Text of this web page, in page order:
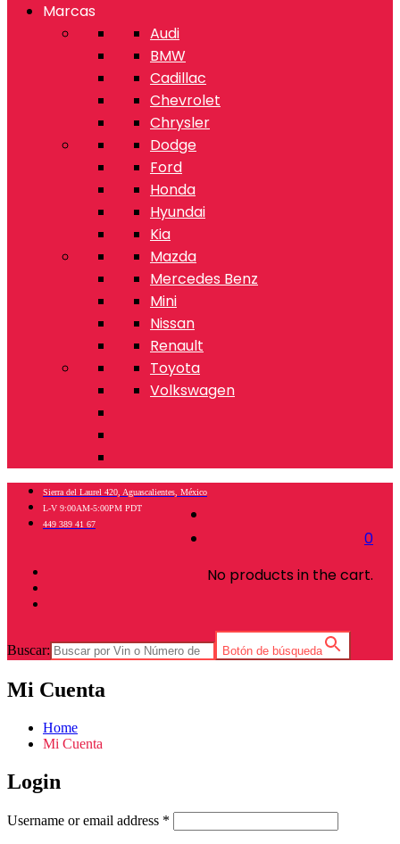
Marcas
Audi
BMW
Cadillac
Chevrolet
Chrysler
Dodge
Ford
Honda
Hyundai
Kia
Mazda
Mercedes Benz
Mini
Nissan
Renault
Toyota
Volkswagen
0
No products in the cart.
Sierra del Laurel 420, Aguascalientes, México
L-V 9:00AM-5:00PM PDT
449 389 41 67
Buscar: Botón de búsqueda
Mi Cuenta
Home
Mi Cuenta
Login
Username or email address *